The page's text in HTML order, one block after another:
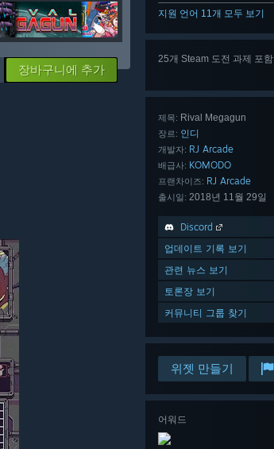
지원 언어 11개 모두 보기
25개 Steam 도전 과제 포함
제목: Rival Megagun
장르: 인디
개발자: RJ Arcade
배급사: KOMODO
프랜차이즈: RJ Arcade
출시일: 2018년 11월 29일
Discord
업데이트 기록 보기
관련 뉴스 보기
토론장 보기
커뮤니티 그룹 찾기
위젯 만들기
어워드
장바구니에 추가